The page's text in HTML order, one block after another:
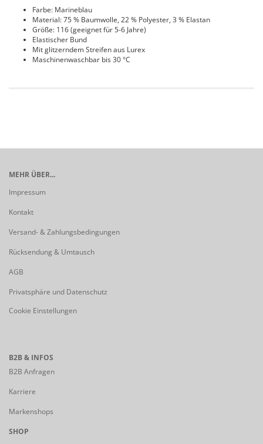
Farbe: Marineblau
Material: 75 % Baumwolle, 22 % Polyester, 3 % Elastan
Größe: 116 (geeignet für 5-6 Jahre)
Elastischer Bund
Mit glitzerndem Streifen aus Lurex
Maschinenwaschbar bis 30 °C
MEHR ÜBER...
Impressum
Kontakt
Versand- & Zahlungsbedingungen
Rücksendung & Umtausch
AGB
Privatsphäre und Datenschutz
Cookie Einstellungen
B2B & INFOS
B2B Anfragen
Karriere
Markenshops
SHOP